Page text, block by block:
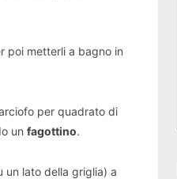
poi metterli a bagno in
per quadrato di
un fagottino.
un lato della griglia) a